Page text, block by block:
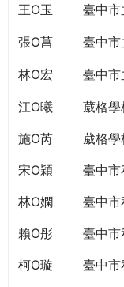
王O玉 臺中市
張O菖 臺中市
林O宏 臺中
江O曦
葳格
施O芮
葳格
宋O穎
臺中
林O嫻
臺中
賴O彤
臺中
柯O璇
臺中